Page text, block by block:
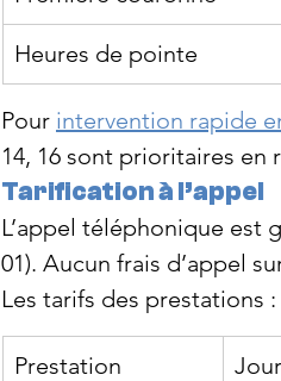
Heures de pointe
Pour intervention rapide
14, 16 sont prioritaires
Tarification à l’appel
L’appel téléphonique est
01). Aucun frais d’appel
Les tarifs des prestations :
Prestation